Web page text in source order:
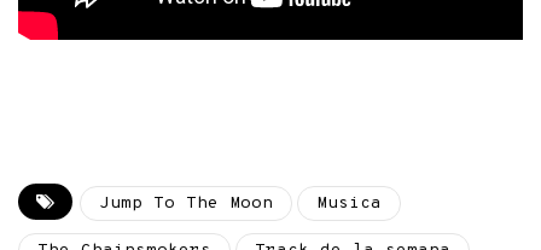
Jump To The Moon Musica